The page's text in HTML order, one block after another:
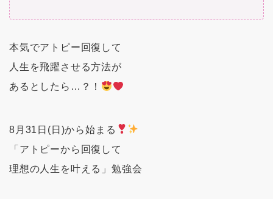
本気でアトピー回復して
人生を飛躍させる方法が
あるとしたら…？！
8月31日(日)から始まる
「アトピーから回復して
理想の人生を叶える」勉強会